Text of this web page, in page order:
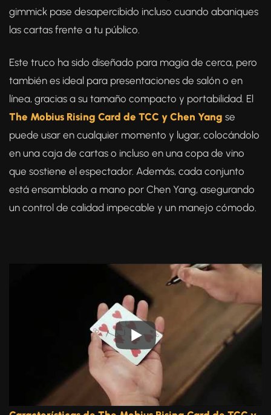
gimmick pase desapercibido incluso cuando abaniques
las cartas frente a tu público.
Este truco ha sido diseñado para magia de cerca, pero
también es ideal para presentaciones de salón o en
línea, gracias a su tamaño compacto y portabilidad. El
The Mobius Rising Card de TCC y Chen Yang se
puede usar en cualquier momento y lugar, colocándolo
en una caja de cartas o incluso en una copa de vino
que sostiene el espectador. Además, cada conjunto
está ensamblado a mano por Chen Yang, asegurando
un control de calidad impecable y un manejo cómodo.